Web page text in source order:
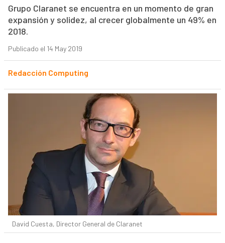
Grupo Claranet se encuentra en un momento de gran
expansión y solidez, al crecer globalmente un 49% en
2018.
Publicado el 14 May 2019
Redacción Computing
David Cuesta, Director General de Claranet